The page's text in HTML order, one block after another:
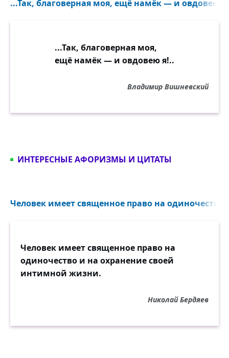
...Так, благоверная моя, ещё намёк — и овдовею
...Так, благоверная моя,
ещё намёк — и овдовею я!..
Владимир Вишневский
ИНТЕРЕСНЫЕ АФОРИЗМЫ И ЦИТАТЫ
Человек имеет священное право на одиночество
Человек имеет священное право на
одиночество и на охранение своей
интимной жизни.
Николай Бердяев